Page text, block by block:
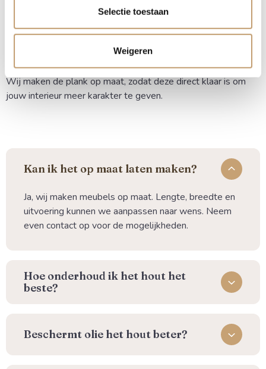
Selectie toestaan
Weigeren
blind ophangen voor een strakke, zwevende look? Wij
juiste voorbereiding voor een blinde bevestiging.
Bestel je eiken wandplank online eenvoudig en snel.
Wij maken de plank op maat, zodat deze direct klaar is om
jouw interieur meer karakter te geven.
Kan ik het op maat laten maken?
Ja, wij maken meubels op maat. Lengte, breedte en
uitvoering kunnen we aanpassen naar wens. Neem
even contact op voor de mogelijkheden.
⁠Hoe onderhoud ik het hout het
beste?
Beschermt olie het hout beter?